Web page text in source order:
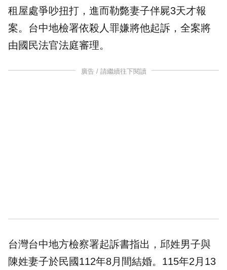
租屋處爭吵扭打，進而勒斃妻子伴屍3天才報
案。台中地檢署依殺人罪嫌將他起訴，全案將
由國民法官法庭審理。
廣告 / 請繼續往下閱讀
台灣台中地方檢察署起訴書指出，邱姓男子與
陳姓妻子於民國112年8月間結婚。115年2月13